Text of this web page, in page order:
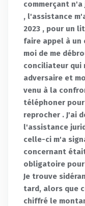
commerçant n'a
, l'assistance
2023 , pour un
faire appel à un
moi de me
conciliateur qui
adversaire et
venu à la
téléphoner
reprocher . J'ai
l'assistance
celle-ci m'a
concernant
obligatoire
Je trouve
tard, alors que
chiffré le